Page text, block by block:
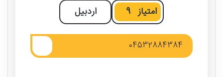
امتیاز 9 اردبیل
04532884384